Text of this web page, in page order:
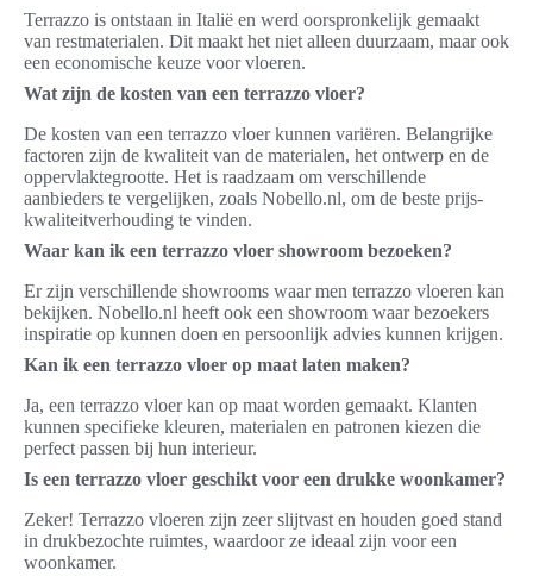
Terrazzo is ontstaan in Italië en werd oorspronkelijk gemaakt
van restmaterialen. Dit maakt het niet alleen duurzaam, maar ook
een economische keuze voor vloeren.
Wat zijn de kosten van een terrazzo vloer?
De kosten van een terrazzo vloer kunnen variëren. Belangrijke
factoren zijn de kwaliteit van de materialen, het ontwerp en de
oppervlaktegrootte. Het is raadzaam om verschillende
aanbieders te vergelijken, zoals Nobello.nl, om de beste prijs-
kwaliteitverhouding te vinden.
Waar kan ik een terrazzo vloer showroom bezoeken?
Er zijn verschillende showrooms waar men terrazzo vloeren kan
bekijken. Nobello.nl heeft ook een showroom waar bezoekers
inspiratie op kunnen doen en persoonlijk advies kunnen krijgen.
Kan ik een terrazzo vloer op maat laten maken?
Ja, een terrazzo vloer kan op maat worden gemaakt. Klanten
kunnen specifieke kleuren, materialen en patronen kiezen die
perfect passen bij hun interieur.
Is een terrazzo vloer geschikt voor een drukke woonkamer?
Zeker! Terrazzo vloeren zijn zeer slijtvast en houden goed stand
in drukbezochte ruimtes, waardoor ze ideaal zijn voor een
woonkamer.